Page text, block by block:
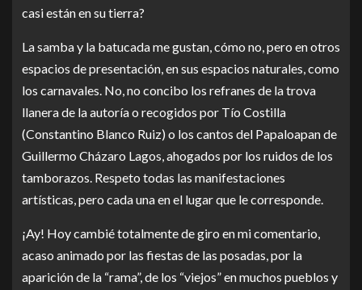
casi están en su tierra?
La samba y la batucada me gustan, cómo no, pero en otros
espacios de presentación, en sus espacios naturales, como
los carnavales. No, no concibo los refranes de la trova
llanera de la autoría o recogidos por Tío Costilla
(Constantino Blanco Ruiz) o los cantos del Papaloapan de
Guillermo Cházaro Lagos, ahogados por los ruidos de los
tamborazos. Respeto todas las manifestaciones
artísticas, pero cada una en el lugar que le corresponde.
¡Ay! Hoy cambié totalmente de giro en mi comentario,
acaso animado por las fiestas de las posadas, por la
aparición de la “rama”, de los “viejos” en muchos pueblos y